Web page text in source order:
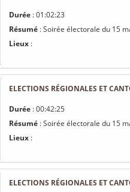
Durée : 01:02:23
Résumé : Soirée électorale du 15
Lieux :
ELECTIONS RÉGIONALES ET
Durée : 00:42:25
Résumé : Soirée électorale du 15
Lieux :
ELECTIONS RÉGIONALES ET